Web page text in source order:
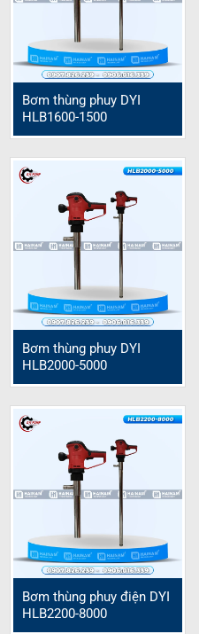
Bơm thùng phuy DYI
HLB1600-1500
Bơm thùng phuy DYI
HLB2000-5000
Bơm thùng phuy điện DYI
HLB2200-8000